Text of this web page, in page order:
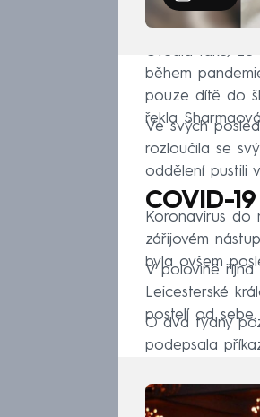
Uvedla také,
během
pouze dítě do
řekla
Ve svých
rozloučila se
oddělení pustili
COVID-
Koronavirus do
zářijovém
byla ovšem
V polovině října
Leicesterské
postelí od sebe.
O dva týdny
podepsala